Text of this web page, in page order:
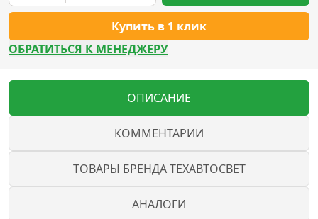
Купить в 1 клик
ОБРАТИТЬСЯ К МЕНЕДЖЕРУ
ОПИСАНИЕ
КОММЕНТАРИИ
ТОВАРЫ БРЕНДА ТЕХАВТОСВЕТ
АНАЛОГИ